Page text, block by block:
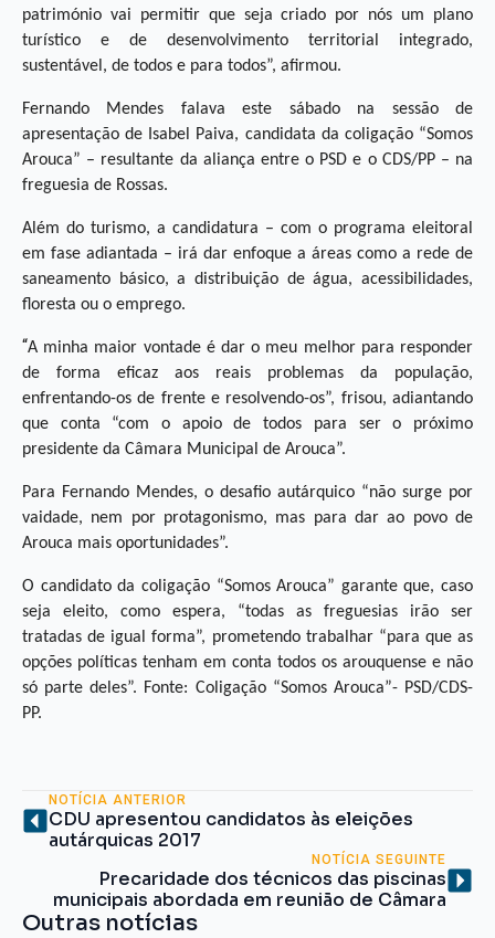
património vai permitir que seja criado por nós um plano
turístico e de desenvolvimento territorial integrado,
sustentável, de todos e para todos”, afirmou.
Fernando Mendes falava este sábado na sessão de
apresentação de Isabel Paiva, candidata da coligação “Somos
Arouca” – resultante da aliança entre o PSD e o CDS/PP – na
freguesia de Rossas.
Além do turismo, a candidatura – com o programa eleitoral
em fase adiantada – irá dar enfoque a áreas como a rede de
saneamento básico, a distribuição de água, acessibilidades,
floresta ou o emprego.
“A minha maior vontade é dar o meu melhor para responder
de forma eficaz aos reais problemas da população,
enfrentando-os de frente e resolvendo-os”, frisou, adiantando
que conta “com o apoio de todos para ser o próximo
presidente da Câmara Municipal de Arouca”.
Para Fernando Mendes, o desafio autárquico “não surge por
vaidade, nem por protagonismo, mas para dar ao povo de
Arouca mais oportunidades”.
O candidato da coligação “Somos Arouca” garante que, caso
seja eleito, como espera, “todas as freguesias irão ser
tratadas de igual forma”, prometendo trabalhar “para que as
opções políticas tenham em conta todos os arouquense e não
só parte deles”. Fonte: Coligação “Somos Arouca”- PSD/CDS-
PP.
NOTÍCIA ANTERIOR
CDU apresentou candidatos às eleições
autárquicas 2017
NOTÍCIA SEGUINTE
Precaridade dos técnicos das piscinas
municipais abordada em reunião de Câmara
Outras notícias